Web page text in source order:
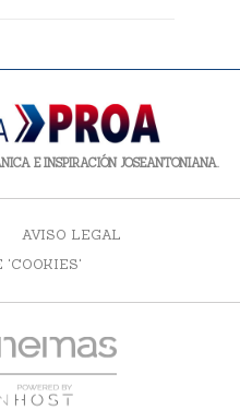
E INSPIRACIÓN JOSEANTONIANA.
AVISO LEGAL
'COOKIES'